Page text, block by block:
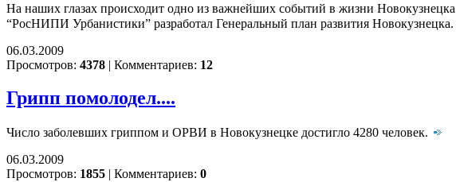
На наших глазах происходит одно из важнейших событий в жизни
“РосНИПИ Урбанистики” разработал Генеральный план развития
06.03.2009
Просмотров: 4378 | Комментариев: 12
Грипп помолодел....
Число заболевших гриппом и ОРВИ в Новокузнецке достигло 4280 человек.
06.03.2009
Просмотров: 1855 | Комментариев: 0